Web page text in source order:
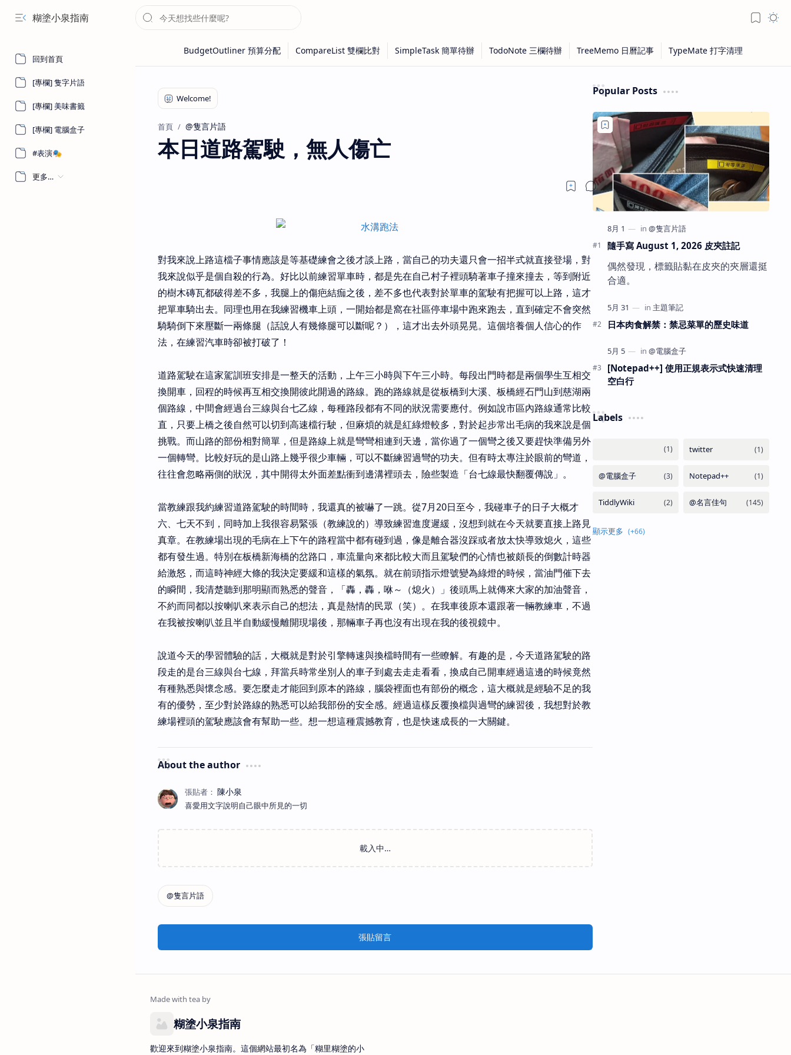
糊塗小泉指南
回到首頁
[專欄] 隻字片語
[專欄] 美味書籤
[專欄] 電腦盒子
#表演🎭
更多…
首頁 @隻言片語
本日道路駕駛，無人傷亡
對我來說上路這檔子事情應該是等基礎練會之後才談上路，當自己的功夫還只會一招半式就直接登場，對
我來說似乎是個自殺的行為。好比以前練習單車時，都是先在自己村子裡頭騎著車子撞來撞去，等到附近
的樹木磚瓦都破得差不多，我腿上的傷疤結痂之後，差不多也代表對於單車的駕駛有把握可以上路，這才
把單車騎出去。同理也用在我練習機車上頭，一開始都是窩在社區停車場中跑來跑去，直到確定不會突然
騎騎倒下來壓斷一兩條腿（話說人有幾條腿可以斷呢？），這才出去外頭晃晃。這個培養個人信心的作
法，在練習汽車時卻被打破了！
道路駕駛在這家駕訓班安排是一整天的活動，上午三小時與下午三小時。每段出門時都是兩個學生互相交
換開車，回程的時候再互相交換開彼此開過的路線。跑的路線就是從板橋到大溪、板橋經石門山到慈湖兩
個路線，中間會經過台三線與台七乙線，每種路段都有不同的狀況需要應付。例如說市區內路線通常比較
直，只要上橋之後自然可以切到高速檔行駛，但麻煩的就是紅綠燈較多，對於起步常出毛病的我來說是個
挑戰。而山路的部份相對簡單，但是路線上就是彎彎相連到天邊，當你過了一個彎之後又要趕快準備另外
一個轉彎。比較好玩的是山路上幾乎很少車輛，可以不斷練習過彎的功夫。但有時太專注於眼前的彎道，
往往會忽略兩側的狀況，其中開得太外面差點衝到邊溝裡頭去，險些製造「台七線最快翻覆傳說」。
當教練跟我約練習道路駕駛的時間時，我還真的被嚇了一跳。從7月20日至今，我碰車子的日子大概才
六、七天不到，同時加上我很容易緊張（教練說的）導致練習進度遲緩，沒想到就在今天就要直接上路見
真章。在教練場出現的毛病在上下午的路程當中都有碰到過，像是離合器沒踩或者放太快導致熄火，這些
都有發生過。特別在板橋新海橋的岔路口，車流量向來都比較大而且駕駛們的心情也被頗長的倒數計時器
給激怒，而這時神經大條的我決定要緩和這樣的氣氛。就在前頭指示燈號變為綠燈的時候，當油門催下去
的瞬間，我清楚聽到那明顯而熟悉的聲音，「轟，轟，咻～（熄火）」後頭馬上就傳來大家的加油聲音，
不約而同都以按喇叭來表示自己的想法，真是熱情的民眾（笑）。在我車後原本還跟著一輛教練車，不過
在我被按喇叭並且半自動緩慢離開現場後，那輛車子再也沒有出現在我的後視鏡中。
說道今天的學習體驗的話，大概就是對於引擎轉速與換檔時間有一些瞭解。有趣的是，今天道路駕駛的路
段走的是台三線與台七線，拜當兵時常坐別人的車子到處去走走看看，換成自己開車經過這邊的時候竟然
有種熟悉與懷念感。要怎麼走才能回到原本的路線，腦袋裡面也有部份的概念，這大概就是經驗不足的我
有的優勢，至少對於路線的熟悉可以給我部份的安全感。經過這樣反覆換檔與過彎的練習後，我想對於教
練場裡頭的駕駛應該會有幫助一些。想一想這種震撼教育，也是快速成長的一大關鍵。
About the author
喜愛用文字說明自己眼中所見的一切
張貼留言
Popular Posts
隨手寫 August 1, 2026 皮夾註記
偶然發現，標籤貼黏在皮夾的夾層還挺
合適。
日本肉食解禁：禁忌菜單的歷史味道
[Notepad++] 使用正規表示式快速清理
空白行
Labels
糊塗小泉指南
歡迎來到糊塗小泉指南。這個網站最初名為「糊里糊塗的小